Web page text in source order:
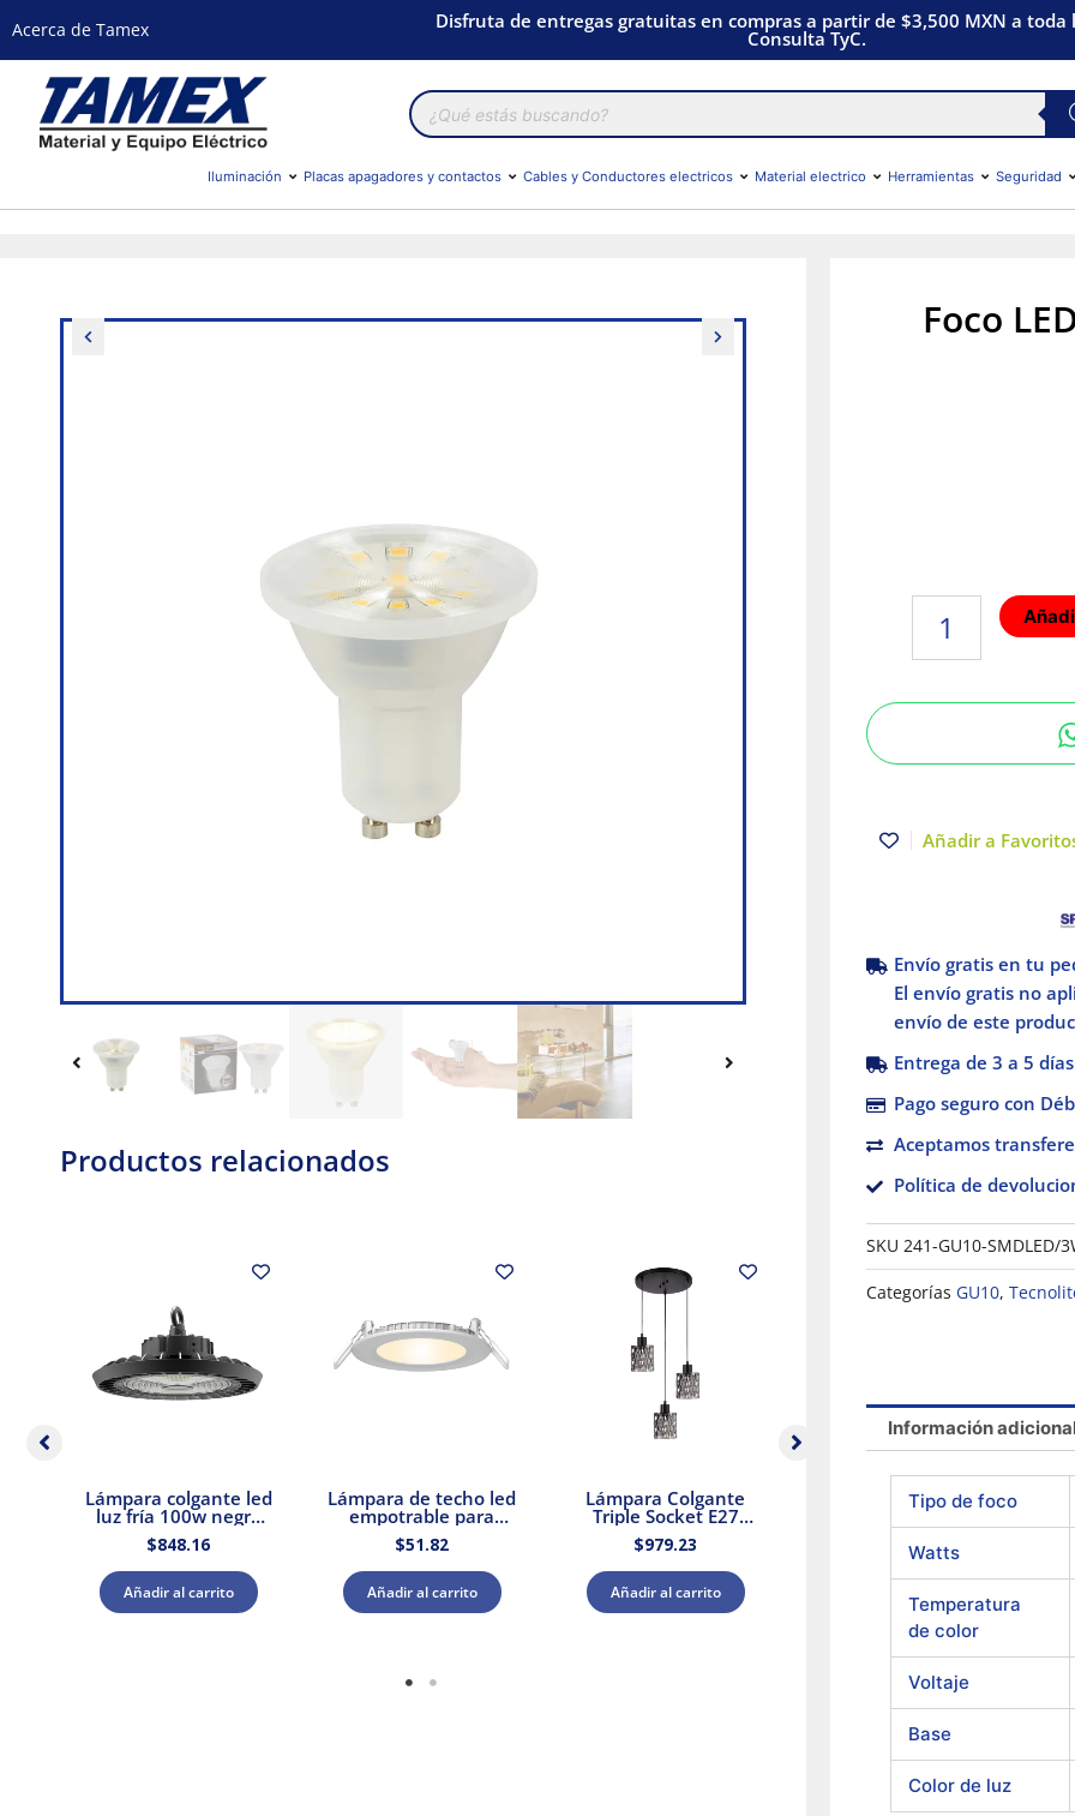
Acerca de Tamex Disfruta de entregas gratuitas en compras a partir de $3,500 MXN a toda
Consulta TyC.
Búsqueda
de
productos
Iluminación Placas apagadores y contactos Cables y Conductores electricos Material electrico Herramientas Seguridad
Productos relacionados
Lámpara colgante led
luz fría 100w negro
Tecnolite
$848.16
Añadir al carrito
Lámpara de techo led
empotrable para
interior luz cálida 9w
Tecnolite
$51.82
Añadir al carrito
Lámpara Colgante
Triple Socket E27
25.5W Negro Aurora II
Tecnolite
$979.23
Añadir al carrito
Lámpara colgante
triple E27 25.5W
Cristal Negro/Dorado
Tecnolite
2,379.88
Foco
Cálida
Base
cantidadAñadir a
Envío gratis en tu
El envío gratis no
envío de este
Entrega de 3 a 5 días
Pago seguro con
Aceptamos
Política de
SKU 241-GU10-SMDLED/
Categorías GU10,
Información
Tipo de foco
Watts
Temperatura
de color
Voltaje
Base
Color de luz